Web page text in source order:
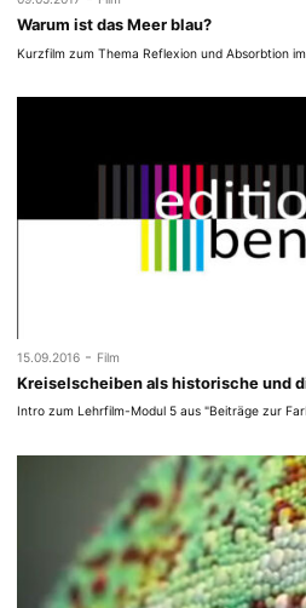
Warum ist das Meer blau?
Kurzfilm zum Thema Reflexion und Absorbtion
15.09.2016 - Film
Kreiselscheiben als historische und
Intro zum Lehrfilm-Modul 5 aus "Beiträge zur